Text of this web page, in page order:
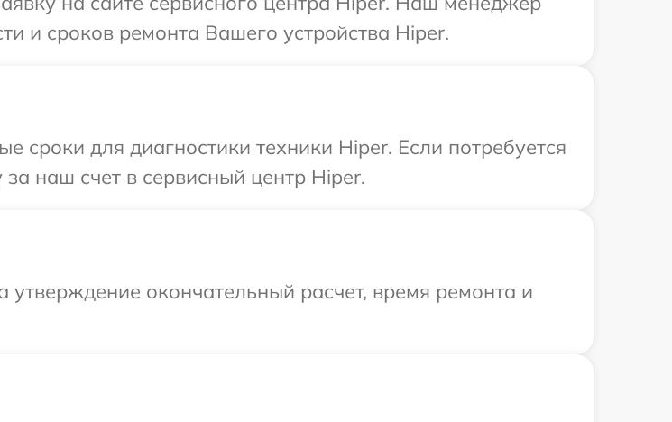
и сроков ремонта Вашего устройства Hiper.
сроки для диагностики техники Hiper. Если потребуется
наш счет в сервисный центр Hiper.
окончательный расчет, время ремонта и